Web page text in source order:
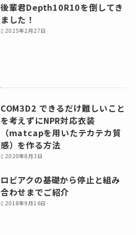
後輩君Depth10R10を倒してき
ました！
2025年2月27日
COM3D2 できるだけ難しいこと
を考えずにNPR対応衣装
（matcapを用いたテカテカ質
感）を作る方法
2020年8月3日
ロビアクの基礎から停止と組み
合わせまでご紹介
2018年9月16日